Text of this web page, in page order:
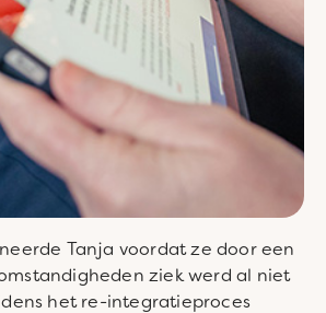
Tanja voordat ze door een
ziek werd al niet
het re-integratieproces